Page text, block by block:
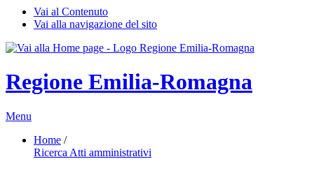
Vai al Contenuto
Vai alla navigazione del sito
Regione Emilia-Romagna
Menu
Home /
Ricerca Atti amministrativi